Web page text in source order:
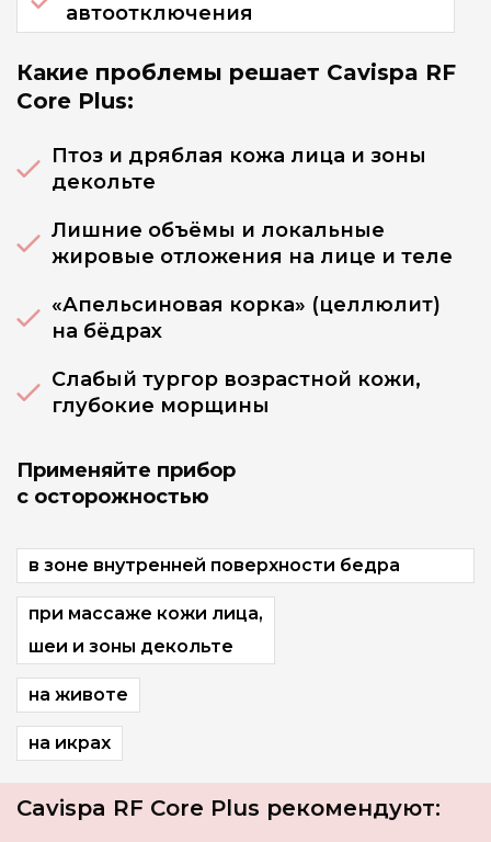
автоотключения
Какие проблемы решает Cavispa RF
Core Plus:
Птоз и дряблая кожа лица и зоны
декольте
Лишние объёмы и локальные
жировые отложения на лице и теле
«Апельсиновая корка» (целлюлит)
на бёдрах
Слабый тургор возрастной кожи,
глубокие морщины
Применяйте прибор
с осторожностью
в зоне внутренней поверхности бедра
при массаже кожи лица,
шеи и зоны декольте
на животе
на икрах
Cavispa RF Core Plus рекомендуют: